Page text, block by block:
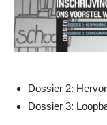
Dossier 2:
Dossier 3: